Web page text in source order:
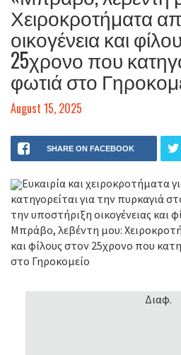
Χειροκροτήματα
οικογένεια και
25χρονο που
φωτιά στο
August 15, 2025
SHARE ON FACEBOOK
Ευκαιρία και χειροκροτήματα
κατηγορείται για την πυρκαγιά
την υποστήριξη οικογένειας και
Μπράβο, λεβέντη μου:
και φίλους στον 25χρονο που
στο Γηροκομείο
Διαφ.